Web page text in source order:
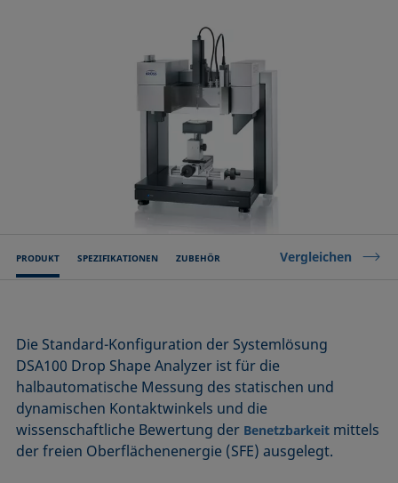
PRODUKT SPEZIFIKATIONEN ZUBEHÖR Vergleichen
Die Standard-Konfiguration der Systemlösung
DSA100 Drop Shape Analyzer ist für die
halbautomatische Messung des statischen und
dynamischen Kontaktwinkels und die
wissenschaftliche Bewertung der Benetzbarkeit mittels
der freien Oberflächenenergie (SFE) ausgelegt.